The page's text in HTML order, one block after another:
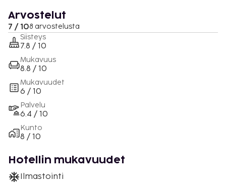
Arvostelut
7 / 108 arvostelusta
Siisteys
7.8 / 10
Mukavuus
8.8 / 10
Mukavuudet
6 / 10
Palvelu
6.4 / 10
Kunto
8 / 10
Hotellin mukavuudet
Ilmastointi